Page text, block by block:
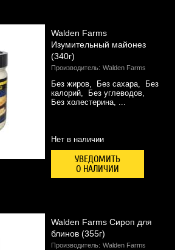
Walden Farms
Изумительный майонез
(340г)
Производитель: Walden Farms
Без жиров, Без сахара, Без
калорий, Без углеводов,
Без холестерина, ...
Нет в наличии
УВЕДОМИТЬ
О НАЛИЧИИ
Walden Farms Сироп для
блинов (355г)
Производитель: Walden Farms